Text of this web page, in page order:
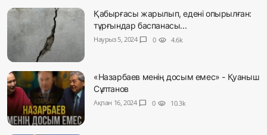
Қабырғасы жарылып, едені опырылған:
тұрғындар баспанасы...
Наурыз 5, 2024 chat_bubble 0 visibility 4.6k
«Назарбаев менің досым емес» - Қуаныш
Сұлтанов
Ақпан 16, 2024 chat_bubble 0 visibility 10.3k